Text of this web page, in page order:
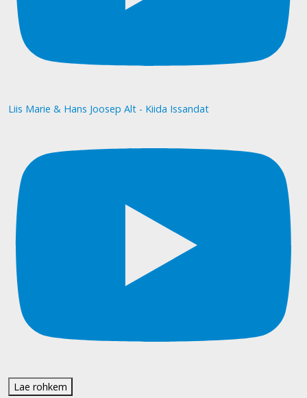
Liis Marie & Hans Joosep Alt - Kiida Issandat
Lae rohkem